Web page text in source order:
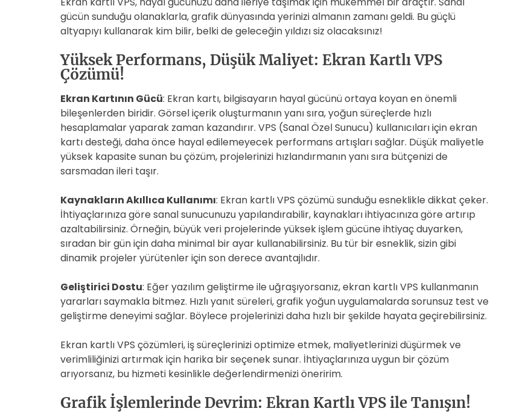
gücün sunduğu olanaklarla, grafik dünyasında yerinizi almanın zamanı geldi. Bu güçlü
altyapıyı kullanarak kim bilir, belki de geleceğin yıldızı siz olacaksınız!
Yüksek Performans, Düşük Maliyet: Ekran Kartlı VPS
Çözümü!
Ekran Kartının Gücü: Ekran kartı, bilgisayarın hayal gücünü ortaya koyan en önemli
bileşenlerden biridir. Görsel içerik oluşturmanın yanı sıra, yoğun süreçlerde hızlı
hesaplamalar yaparak zaman kazandırır. VPS (Sanal Özel Sunucu) kullanıcıları için ekran
kartı desteği, daha önce hayal edilemeyecek performans artışları sağlar. Düşük maliyetle
yüksek kapasite sunan bu çözüm, projelerinizi hızlandırmanın yanı sıra bütçenizi de
sarsmadan ileri taşır.
Kaynakların Akıllıca Kullanımı: Ekran kartlı VPS çözümü sunduğu esneklikle dikkat çeker.
İhtiyaçlarınıza göre sanal sunucunuzu yapılandırabilir, kaynakları ihtiyacınıza göre artırıp
azaltabilirsiniz. Örneğin, büyük veri projelerinde yüksek işlem gücüne ihtiyaç duyarken,
sıradan bir gün için daha minimal bir ayar kullanabilirsiniz. Bu tür bir esneklik, sizin gibi
dinamik projeler yürütenler için son derece avantajlıdır.
Geliştirici Dostu: Eğer yazılım geliştirme ile uğraşıyorsanız, ekran kartlı VPS kullanmanın
yararları saymakla bitmez. Hızlı yanıt süreleri, grafik yoğun uygulamalarda sorunsuz test ve
geliştirme deneyimi sağlar. Böylece projelerinizi daha hızlı bir şekilde hayata geçirebilirsiniz.
Ekran kartlı VPS çözümleri, iş süreçlerinizi optimize etmek, maliyetlerinizi düşürmek ve
verimliliğinizi artırmak için harika bir seçenek sunar. İhtiyaçlarınıza uygun bir çözüm
arıyorsanız, bu hizmeti kesinlikle değerlendirmenizi öneririm.
Grafik İşlemlerinde Devrim: Ekran Kartlı VPS ile Tanışın!